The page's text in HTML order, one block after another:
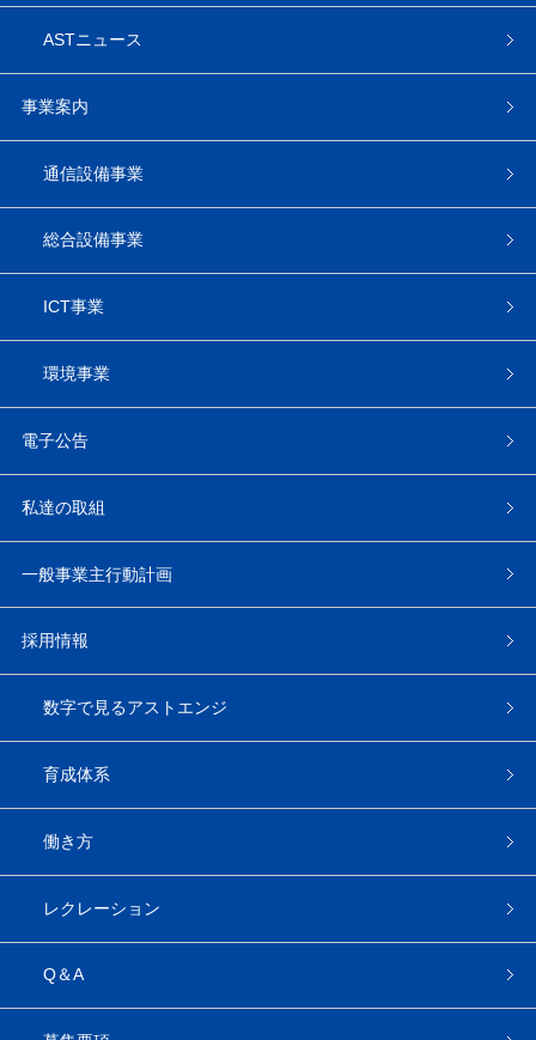
ASTニュース
事業案内
通信設備事業
総合設備事業
ICT事業
環境事業
電子公告
私達の取組
一般事業主行動計画
採用情報
数字で見るアストエンジ
育成体系
働き方
レクレーション
Q＆A